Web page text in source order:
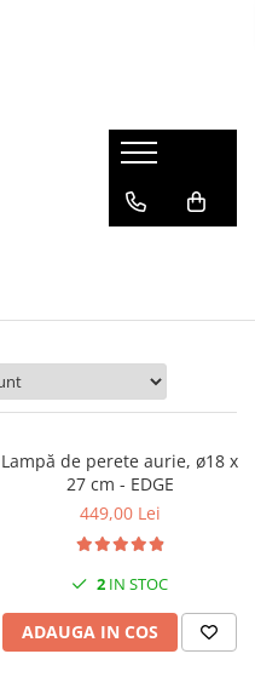
Lampă de perete aurie, ø18 x
27 cm - EDGE
449,00 Lei
2 IN STOC
ADAUGA IN COS